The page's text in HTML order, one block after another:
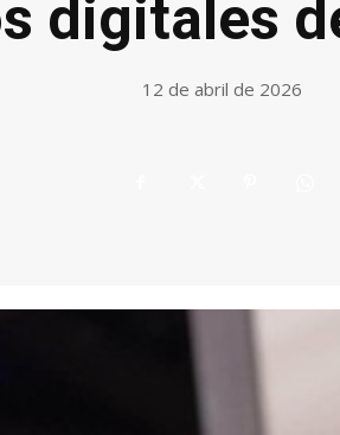
digitales
12 de abril de 2026